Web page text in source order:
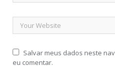
Salvar meus dados neste
eu comentar.